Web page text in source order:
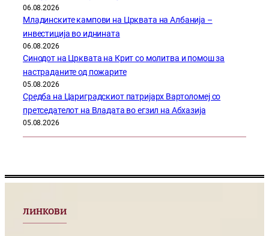
06.08.2026
Младинските кампови на Црквата на Албанија –
инвестиција во иднината
06.08.2026
Синодот на Црквата на Крит со молитва и помош за
настраданите од пожарите
05.08.2026
Средба на Цариградскиот патријарх Вартоломеј со
претседателот на Владата во егзил на Абхазија
05.08.2026
ЛИНКОВИ